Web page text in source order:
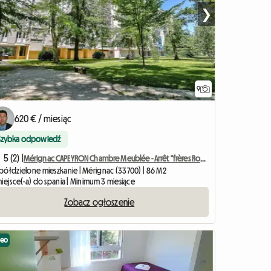
9
❯
620 € / miesiąc
odpowiedź
5 (2) |
Mérignac CAPEYRON Chambre Meublée - Arrêt "frères Robinson"
mieszkanie | Mérignac (33700) | 86 M2
a) do spania | Minimum 3 miesiące
Zobacz ogłoszenie